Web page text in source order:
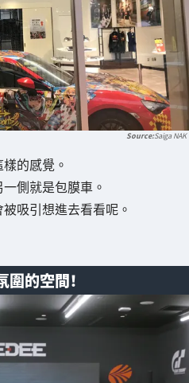
Saiga NAK
的感覺。
側就是包膜車。
吸引想進去看看呢。
的空間！